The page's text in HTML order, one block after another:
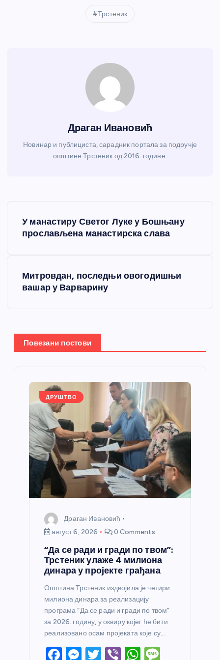
Трстеник
Драган Ивановић
Новинар и публициста, сарадник портала за подручје
општине Трстеник од 2016. године.
њ
е
У манастиру Светог Луке у Бошњану
прослављена манастирска слава
Митровдан, последњи овогодишњи
вашар у Варварину
Повезани постови
ДРУШТВО
Драган Ивановић
август 6, 2026
0 Comments
“Да се ради и гради по твом”:
Трстеник улаже 4 милиона
динара у пројекте грађана
Општина Трстеник издвојила је четири
милиона динара за реализацију
програма “Да се ради и гради по твом”
за 2026. годину, у оквиру којег ће бити
реализовано осам пројеката које су…
F M T Vi W